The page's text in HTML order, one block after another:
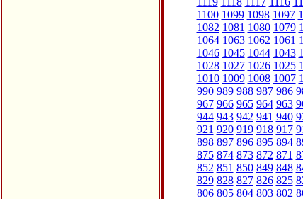
1100 1099 1098 1097
1082 1081 1080 1079
1064 1063 1062 1061
1046 1045 1044 1043
1028 1027 1026 1025
1010 1009 1008 1007
990 989 988 987 986
967 966 965 964 963
944 943 942 941 940
921 920 919 918 917
898 897 896 895 894
875 874 873 872 871
852 851 850 849 848
829 828 827 826 825
806 805 804 803 802